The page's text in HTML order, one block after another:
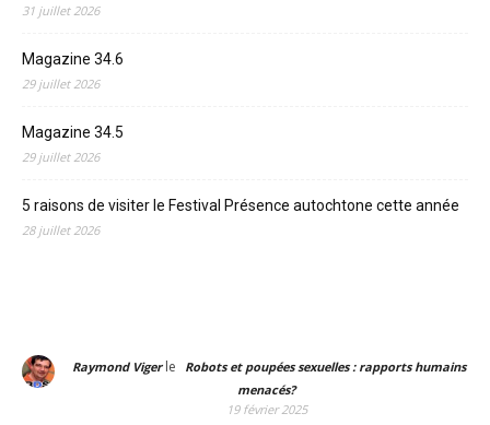
31 juillet 2026
Magazine 34.6
29 juillet 2026
Magazine 34.5
29 juillet 2026
5 raisons de visiter le Festival Présence autochtone cette année
28 juillet 2026
Raymond Vigerle
Robots et poupées sexuelles : rapports humains
menacés?
19 février 2025